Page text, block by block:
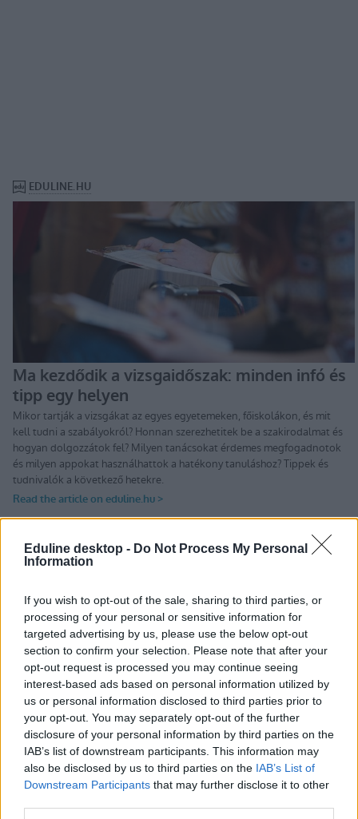
Eduline desktop - Do Not Process My Personal
Information
If you wish to opt-out of the sale, sharing to third parties, or
processing of your personal or sensitive information for
targeted advertising by us, please use the below opt-out
section to confirm your selection. Please note that after your
opt-out request is processed you may continue seeing
interest-based ads based on personal information utilized by
us or personal information disclosed to third parties prior to
your opt-out. You may separately opt-out of the further
disclosure of your personal information by third parties on the
IAB’s list of downstream participants. This information may
also be disclosed by us to third parties on the IAB’s List of
Downstream Participants that may further disclose it to other